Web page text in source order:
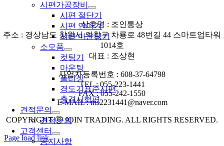
시편가공장비
시편 절단기
시편 연마기
시편 마운팅기
소모품
컷팅기
마운팅
폴리싱
경도기표준시편
충격시험편
견적문의
견적문의
고객센터
공지사항
상호명 : 조인통상
주소 : 경상남도 창원시 의창구 차룡로 48번길 44 스마트업타워
1014호
대표 : 조상현
사업자등록번호 : 608-37-64798
TEL : 055-223-1441
FAX : 055-242-1550
E-MAIL : ms2231441@naver.com
COPYRIGHT ⓒ JOIN TRADING. ALL RIGHTS RESERVED.
Page load link